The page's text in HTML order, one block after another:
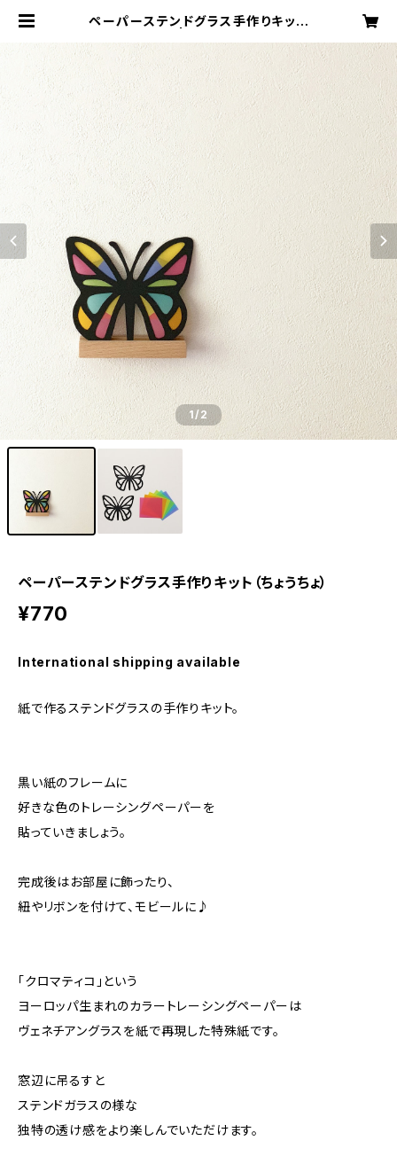
ペーパーステンドグラス手作りキット
1/2
ペーパーステンドグラス手作りキット（ちょうちょ）
¥770
International shipping available
紙で作るステンドグラスの手作りキット。
黒い紙のフレームに
好きな色のトレーシングペーパーを
貼っていきましょう。
完成後はお部屋に飾ったり、
紐やリボンを付けて、モビールに♪
「クロマティコ」という
ヨーロッパ生まれのカラートレーシングペーパーは
ヴェネチアングラスを紙で再現した特殊紙です。
窓辺に吊るすと
ステンドガラスの様な
独特の透け感をより楽しんでいただけます。